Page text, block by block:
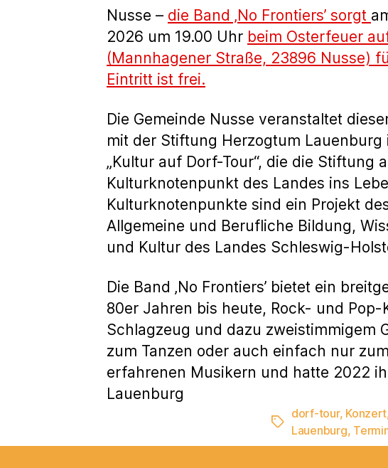
Nusse – die Band ‚No Frontiers’ sorgt
2026 um 19.00 Uhr beim Osterfeuer
(Mannhagener Straße, 23896 Nusse)
Eintritt ist frei.
Die Gemeinde Nusse veranstaltet
mit der Stiftung Herzogtum Lauenburg
„Kultur auf Dorf-Tour“, die die Stiftung
Kulturknotenpunkt des Landes ins
Kulturknotenpunkte sind ein Projekt
Allgemeine und Berufliche Bildung,
und Kultur des Landes Schleswig-
Die Band ‚No Frontiers’ bietet ein
80er Jahren bis heute, Rock- und
Schlagzeug und dazu zweistimmigem
zum Tanzen oder auch einfach nur
erfahrenen Musikern und hatte 2022
Lauenburg
Schlagwörter
dorf-tour, Konzert
Lauenburg,